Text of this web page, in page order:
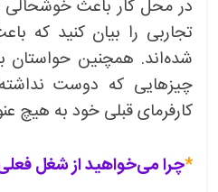
در محل کار باعث
تجاربی را بیان کنید که
شده‌اند. همچنین حواستان
چیزهایی که دوست
کارفرمای قبلی خود به هیچ
*چرا می‌خواهید از شغل